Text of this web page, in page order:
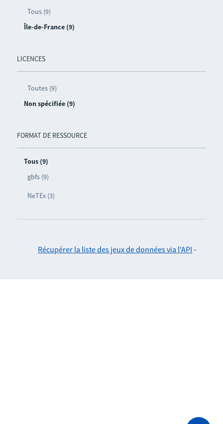
Tous (9)
Île-de-France (9)
LICENCES
Toutes (9)
Non spécifiée (9)
FORMAT DE RESSOURCE
Tous (9)
gbfs (9)
NeTEx (3)
Récupérer la liste des jeux de données via l'API -